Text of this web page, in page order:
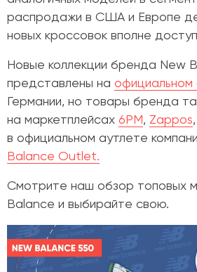
распродажи в США и Европе
новых кроссовок вполне
Новые коллекции бренда New
представлены на официальном
Германии, но товары бренда
на маркетплейсах 6PM, Zappos,
в официальном аутлете
Balance Outlet.
Смотрите наш обзор топовых
Balance и выбирайте свою.